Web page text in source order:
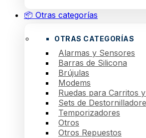
📦 Otras categorías
OTRAS CATEGORÍAS
Alarmas y Sensores
Barras de Silicona
Brújulas
Modems
Ruedas para Carritos
Sets de
Temporizadores
Otros
Otros Repuestos